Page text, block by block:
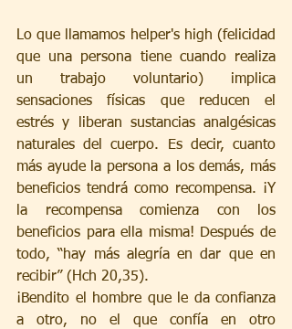
Lo que llamamos helper's high (felicidad
que una persona tiene cuando realiza
un trabajo voluntario) implica
sensaciones físicas que reducen el
estrés y liberan sustancias analgésicas
naturales del cuerpo. Es decir, cuanto
más ayude la persona a los demás, más
beneficios tendrá como recompensa. ¡Y
la recompensa comienza con los
beneficios para ella misma! Después de
todo, “hay más alegría en dar que en
recibir” (Hch 20,35).
¡Bendito el hombre que le da confianza
a otro, no el que confía en otro